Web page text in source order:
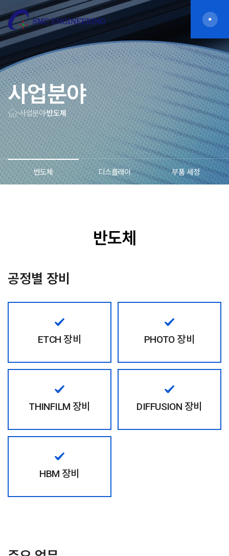
사업분야
사업분야반도체
반도체 디스플레이 부품 세정
반도체
공정별 장비
ETCH 장비 PHOTO 장비
THINFILM 장비 DIFFUSION 장비
HBM 장비